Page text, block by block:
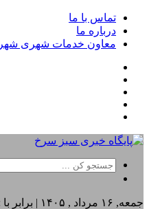
تماس با ما
درباره ما
معاون خدمات شهری
جمعه, ۱۶ مرداد , ۱۴۰۵ | برابر با : 23 صفر 1448